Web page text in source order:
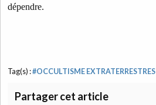
dépendre.
Tag(s) :#OCCULTISME EXTRATERRESTRES
Partager cet article